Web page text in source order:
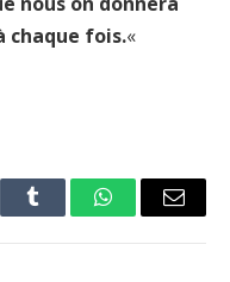
chaque fois.«
Tumblr WhatsAppEmail